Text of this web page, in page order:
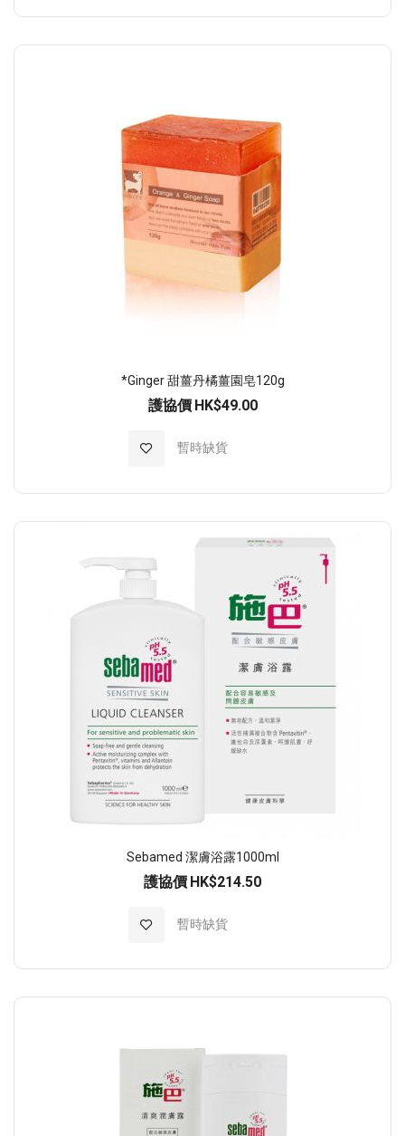
*Ginger 甜薑丹橘薑園皂120g
護協價 HK$49.00
暫時缺貨
加入至願望清單
Sebamed 潔膚浴露1000ml
護協價 HK$214.50
暫時缺貨
加入至願望清單